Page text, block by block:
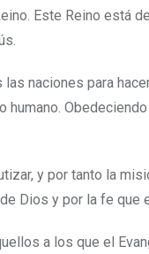
Este Reino está
naciones para
y por tanto la
Dios y por la fe que
a los que el